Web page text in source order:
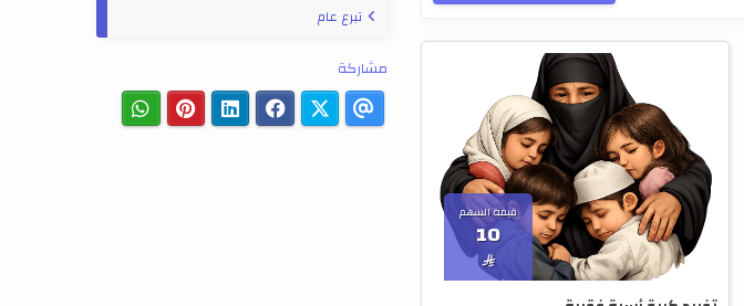
قيمة السهم
10

تبرع عام
مشاركة